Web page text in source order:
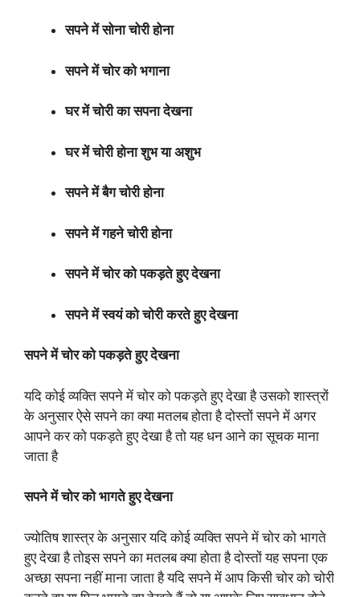
सपने में सोना चोरी होना
सपने में चोर को भगाना
घर में चोरी का सपना देखना
घर में चोरी होना शुभ या अशुभ
सपने में बैग चोरी होना
सपने में गहने चोरी होना
सपने में चोर को पकड़ते हुए देखना
सपने में स्वयं को चोरी करते हुए देखना
सपने में चोर को पकड़ते हुए देखना
यदि कोई व्यक्ति सपने में चोर को पकड़ते हुए देखा है उसको शास्त्रों
के अनुसार ऐसे सपने का क्या मतलब होता है दोस्तों सपने में अगर
आपने कर को पकड़ते हुए देखा है तो यह धन आने का सूचक माना
जाता है
सपने में चोर को भागते हुए देखना
ज्योतिष शास्त्र के अनुसार यदि कोई व्यक्ति सपने में चोर को भागते
हुए देखा है तोइस सपने का मतलब क्या होता है दोस्तों यह सपना एक
अच्छा सपना नहीं माना जाता है यदि सपने में आप किसी चोर को चोरी